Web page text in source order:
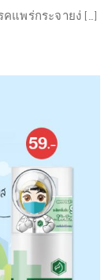
แพร่กระจายง่ […]